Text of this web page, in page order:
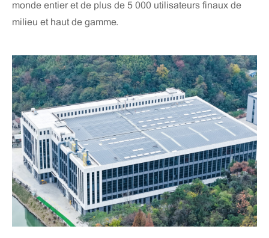
monde entier et de plus de 5 000 utilisateurs finaux de
milieu et haut de gamme.